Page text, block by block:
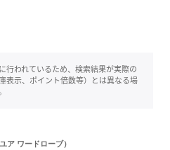
われているため、検索結果が実際の
表示、ポイント倍数等）とは異なる場
ワードローブ）